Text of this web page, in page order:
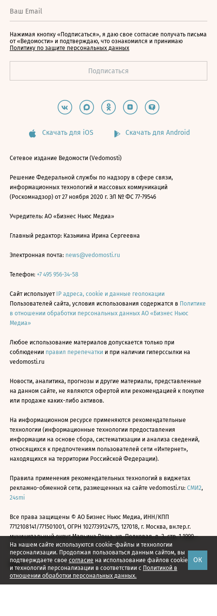
На нашем сайте используются cookie-файлы и технологии
персонализации. Продолжая пользоваться данным сайтом, вы
подтверждаете свое согласие на использование файлов cookie
и технологий персонализации в соответствии с Политикой в
отношении обработки персональных данных.
ОК
Нажимая кнопку «Подписаться», я даю свое согласие получать письма
от «Ведомости» и подтверждаю, что ознакомился и принимаю
Политику по защите персональных данных
Скачать для iOS Скачать для Android
Сетевое издание Ведомости (Vedomosti)
Решение Федеральной службы по надзору в сфере связи,
информационных технологий и массовых коммуникаций
(Роскомнадзор) от 27 ноября 2020 г. ЭЛ № ФС 77-79546
Учредитель: АО «Бизнес Ньюс Медиа»
Главный редактор: Казьмина Ирина Сергеевна
Электронная почта: news@vedomosti.ru
Телефон: +7 495 956-34-58
Сайт использует IP адреса, cookie и данные геолокации
Пользователей сайта, условия использования содержатся в Политике
в отношении обработки персональных данных АО «Бизнес Ньюс
Медиа»
Любое использование материалов допускается только при
соблюдении правил перепечатки и при наличии гиперссылки на
vedomosti.ru
Новости, аналитика, прогнозы и другие материалы, представленные
на данном сайте, не являются офертой или рекомендацией к покупке
или продаже каких-либо активов.
На информационном ресурсе применяются рекомендательные
технологии (информационные технологии предоставления
информации на основе сбора, систематизации и анализа сведений,
относящихся к предпочтениям пользователей сети «Интернет»,
находящихся на территории Российской Федерации).
Правила применения рекомендательных технологий в виджетах
рекламно-обменной сети, размещенных на сайте vedomosti.ru: СМИ2,
24smi
Все права защищены © АО Бизнес Ньюс Медиа, ИНН/КПП
7712108141/771501001, ОГРН 1027739124775, 127018, г. Москва, вн.тер.г.
муниципальный округ Марьина Роща, ул. Полковая, д. 3, стр. 1 1999—
2026